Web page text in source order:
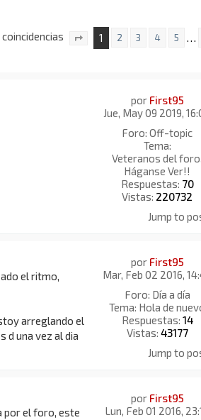
Página1 de15
1 2 3 4 5 …
por First95
Jue, May 09 2019,
Foro:Off-topic
Tema:
Veteranos del foro,
Háganse Ver!!
Respuestas: 70
Vistas: 220732
Jump to
por First95
Mar, Feb 02 2016,
Foro: Día a día
Tema: Hola de
Respuestas: 14
Vistas: 43177
el ritmo,
arreglando el
d una vez al dia
Jump to
por First95
Lun, Feb 01 2016,
por el foro, este